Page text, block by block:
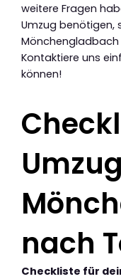
weitere Fragen
Umzug benötigen,
Mönchengladbach
Kontaktiere uns
können!
nach
Checkliste für